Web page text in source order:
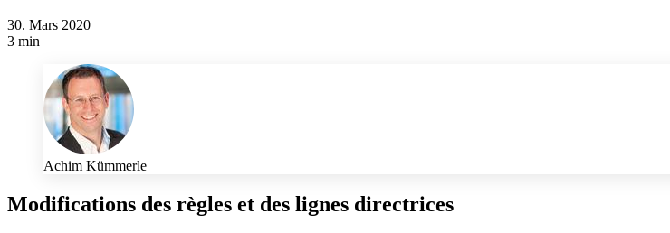
30. Mars 2020
3 min
Achim Kümmerle
Modifications des règles et des lignes directrices